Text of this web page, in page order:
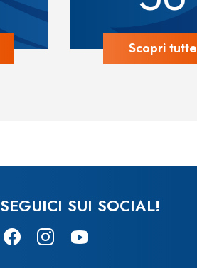
Scopri tutte
SEGUICI SUI SOCIAL!